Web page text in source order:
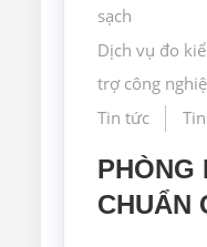
sạch
Dịch vụ đo
trợ công
Tin tức
PHÒNG
CHUẨN